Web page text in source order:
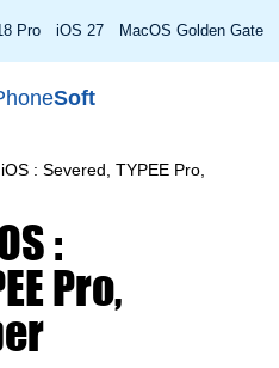
Pro iOS 27 MacOS Golden Gate
Soft
: Severed, TYPEE Pro,
:
Pro,